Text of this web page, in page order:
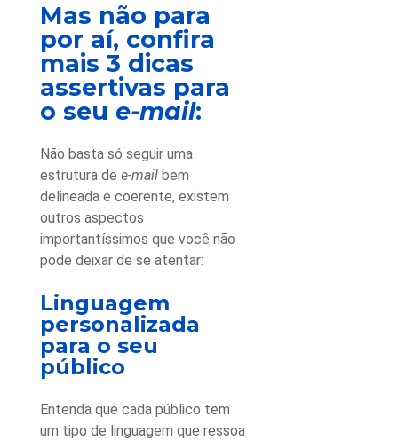
Mas não para
por aí, confira
mais 3 dicas
assertivas para
o seu e-mail:
Não basta só seguir uma
estrutura de e-mail bem
delineada e coerente, existem
outros aspectos
importantíssimos que você não
pode deixar de se atentar:
Linguagem
personalizada
para o seu
público
Entenda que cada público tem
um tipo de linguagem que ressoa